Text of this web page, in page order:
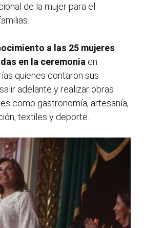
de la mujer para el
a las 25 mujeres
en la ceremonia en
quienes contaron sus
adelante y realizar obras
como gastronomía, artesanía,
textiles y deporte.